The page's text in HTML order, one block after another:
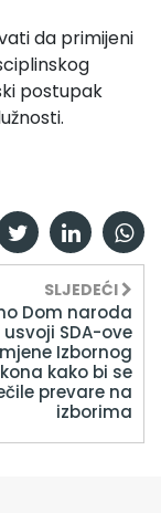
da primijeni
postupak
SLJEDEĆI
Dom naroda
SDA-ove
Izbornog
kako bi se
prevare na
izborima